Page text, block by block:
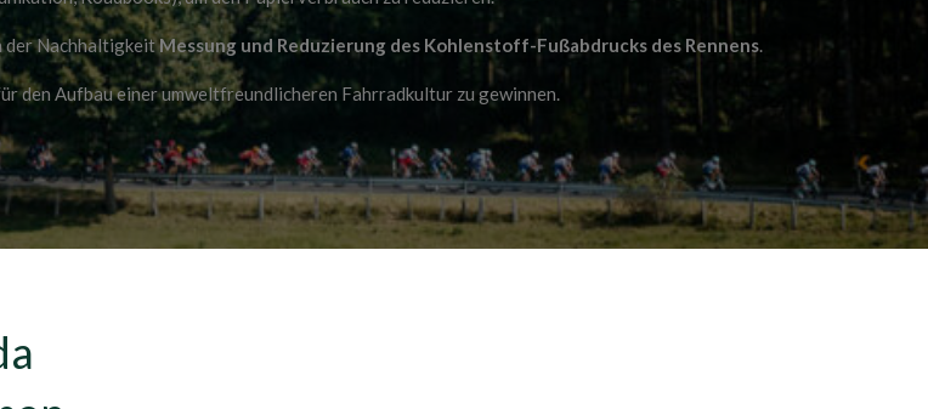
der NachhaltigkeitMessung und Reduzierung des Kohlenstoff-Fußabdrucks des Rennens.
den Aufbau einer umweltfreundlicheren Fahrradkultur zu gewinnen.